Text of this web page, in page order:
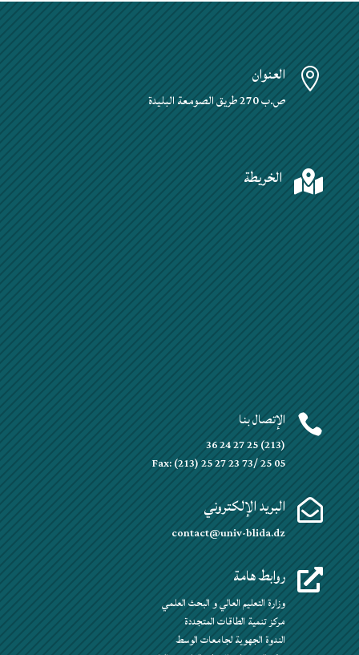
 العنوان
ص.ب 270 طريق الصومعة البليدة
 الخريطة
 الإتصال بنا
(213) 25 27 24 36
Fax: (213) 25 27 23 73/ 25 05
 البريد الإلكتروني
contact@univ-blida.dz
 روابط هامة
وزارة التعليم العالي و البحث العلمي
مركز تنمية الطاقات المتجددة
الندوة الجهوية لجامعات الوسط